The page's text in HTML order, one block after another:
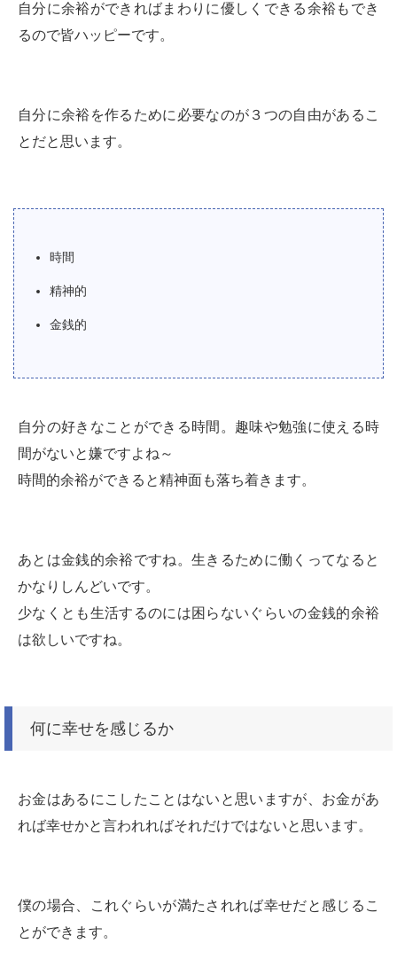
自分に余裕ができればまわりに優しくできる余裕もでき
るので皆ハッピーです。
自分に余裕を作るために必要なのが３つの自由があるこ
とだと思います。
時間
精神的
金銭的
自分の好きなことができる時間。趣味や勉強に使える時
間がないと嫌ですよね～
時間的余裕ができると精神面も落ち着きます。
あとは金銭的余裕ですね。生きるために働くってなると
かなりしんどいです。
少なくとも生活するのには困らないぐらいの金銭的余裕
は欲しいですね。
何に幸せを感じるか
お金はあるにこしたことはないと思いますが、お金があ
れば幸せかと言われればそれだけではないと思います。
僕の場合、これぐらいが満たされれば幸せだと感じるこ
とができます。